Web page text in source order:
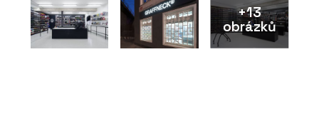
+13
obrázků